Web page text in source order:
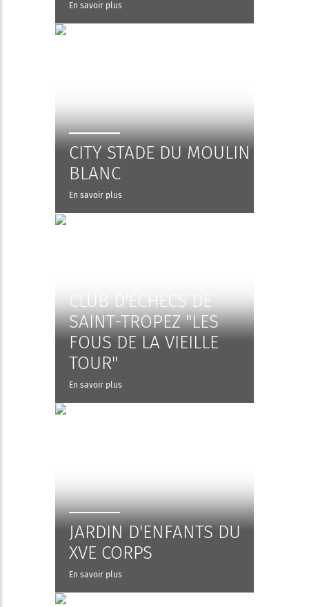
En savoir plus
CITY STADE DU MOULIN
BLANC
En savoir plus
CLUB D'ÉCHECS DE
SAINT-TROPEZ "LES
FOUS DE LA VIEILLE
TOUR"
En savoir plus
JARDIN D'ENFANTS DU
XVE CORPS
En savoir plus